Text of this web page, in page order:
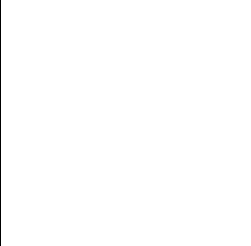
دانست و نه
به دلیل
مردم و نظام رخ
نتیجه گرفت
ترس و واهمه
فاقد توانایی